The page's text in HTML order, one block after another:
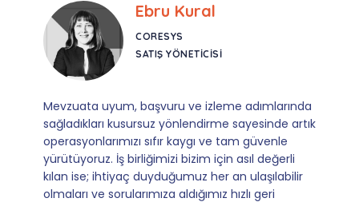
Ebru Kural
CORESYS
SATIŞ YÖNETICISI
başvuru ve izleme adımlarında
yönlendirme sayesinde artık
sıfır kaygı ve tam güvenle
birliğimizi bizim için asıl değerli
duyduğumuz her an ulaşılabilir
aldığımız hızlı geri
İş süreçlerimizin
konusunda
için vazgeçilmez
Sorularımıza
yönlendirmeleriyle,
sadeleştirdiler.